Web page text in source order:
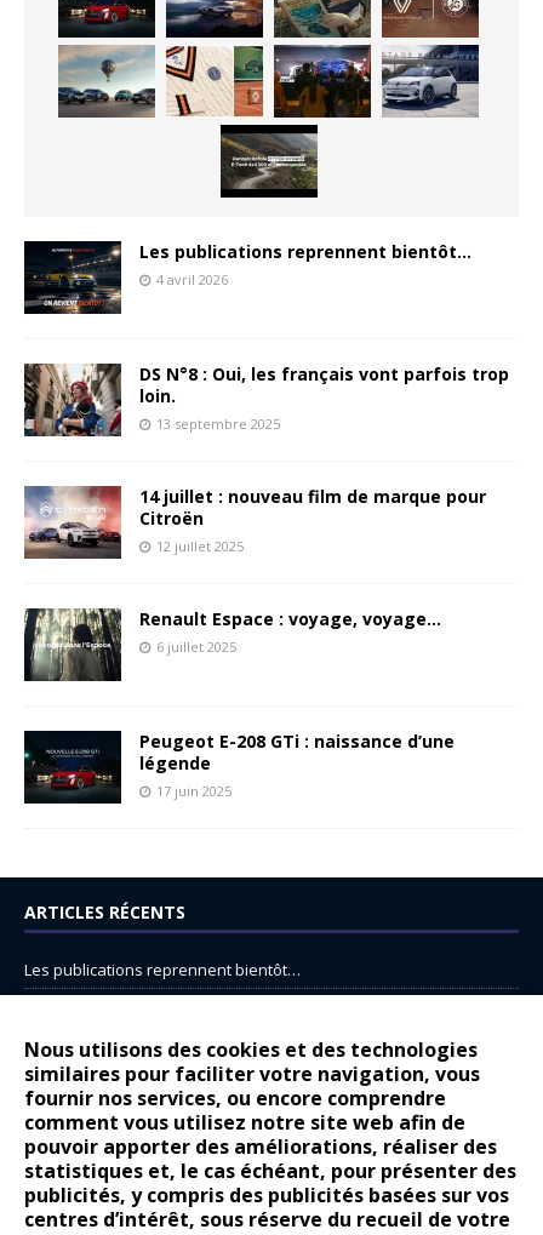
Nous utilisons des cookies et des technologies
similaires pour faciliter votre navigation, vous
fournir nos services, ou encore comprendre
comment vous utilisez notre site web afin de
pouvoir apporter des améliorations, réaliser des
statistiques et, le cas échéant, pour présenter des
publicités, y compris des publicités basées sur vos
centres d’intérêt, sous réserve du recueil de votre
Les publications reprennent bientôt…
4 avril 2026
DS N°8 : Oui, les français vont parfois trop
loin.
13 septembre 2025
14 juillet : nouveau film de marque pour
Citroën
12 juillet 2025
Renault Espace : voyage, voyage…
6 juillet 2025
Peugeot E-208 GTi : naissance d’une
légende
17 juin 2025
ARTICLES RÉCENTS
Les publications reprennent bientôt…
14 juillet : nouveau film de marque pour Citroën
Renault Espace : voyage, voyage…
Peugeot E-208 GTi : naissance d’une légende
COMMENTAIRES RÉCENTS